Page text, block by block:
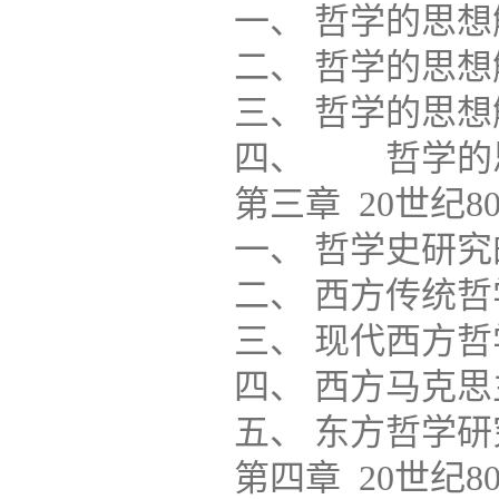
一、 哲学的思
二、 哲学的思
三、 哲学的思
四、 哲学的思
第三章 20世纪
一、 哲学史研
二、 西方传统哲
三、 现代西方哲
四、 西方马克
五、 东方哲学研
第四章 20世纪